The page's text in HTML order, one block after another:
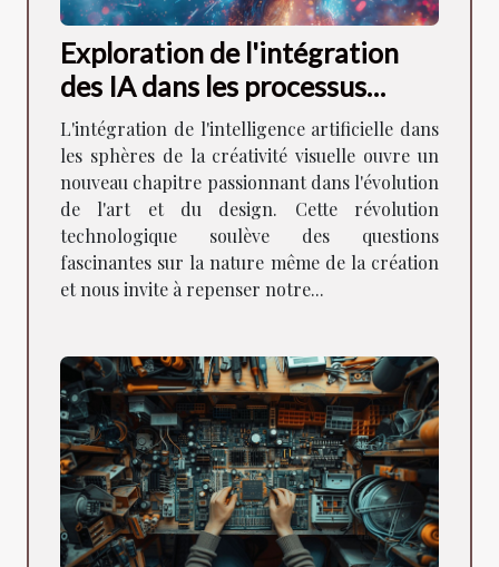
Exploration de l'intégration
des IA dans les processus
créatifs visuels
L'intégration de l'intelligence artificielle dans
les sphères de la créativité visuelle ouvre un
nouveau chapitre passionnant dans l'évolution
de l'art et du design. Cette révolution
technologique soulève des questions
fascinantes sur la nature même de la création
et nous invite à repenser notre...